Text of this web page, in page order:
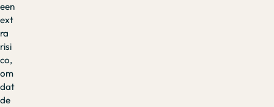
een
ext
ra
risi
co,
om
dat
de